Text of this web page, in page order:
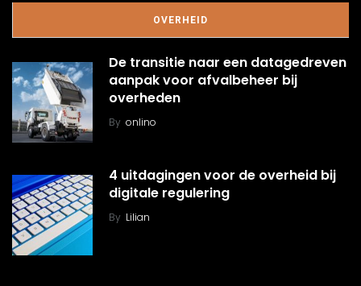
OVERHEID
De transitie naar een datagedreven
aanpak voor afvalbeheer bij
overheden
By onlino
4 uitdagingen voor de overheid bij
digitale regulering
By Lilian